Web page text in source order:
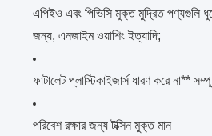
এপিইও এবং পিভিসি মুক্ত মুদ্রিত পণ্যগুলি
জন্য, এনজাইম ওয়াশিং ইত্যাদি;
ফাটালেট প্লাস্টিকাইজার্স ধারণ করে না**
পরিবেশ রক্ষার জন্য টক্সিন মুক্ত মান